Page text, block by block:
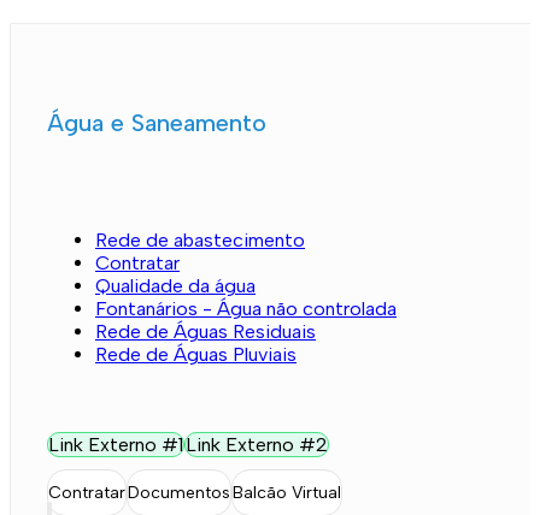
Água e Saneamento
Rede de abastecimento
Contratar
Qualidade da água
Fontanários - Água não controlada
Rede de Águas Residuais
Rede de Águas Pluviais
Link Externo #1Link Externo #2
ContratarDocumentosBalcão Virtual